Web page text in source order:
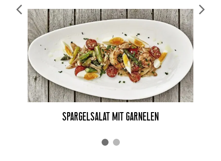
SPARGELSALAT MIT GARNELEN